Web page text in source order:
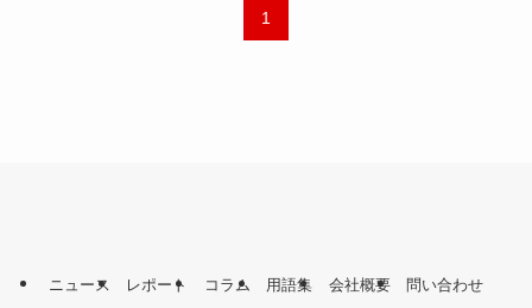
1
ニュース レポート コラム 用語集 会社概要
問い合わせ